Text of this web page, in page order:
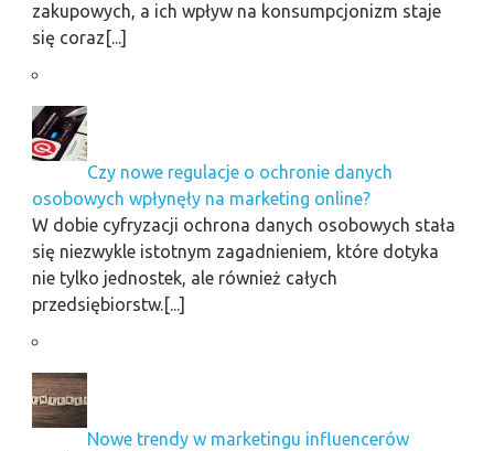
zakupowych, a ich wpływ na konsumpcjonizm staje
się coraz[...]
Czy nowe regulacje o ochronie danych
osobowych wpłynęły na marketing online?
W dobie cyfryzacji ochrona danych osobowych stała
się niezwykle istotnym zagadnieniem, które dotyka
nie tylko jednostek, ale również całych
przedsiębiorstw.[...]
Nowe trendy w marketingu influencerów